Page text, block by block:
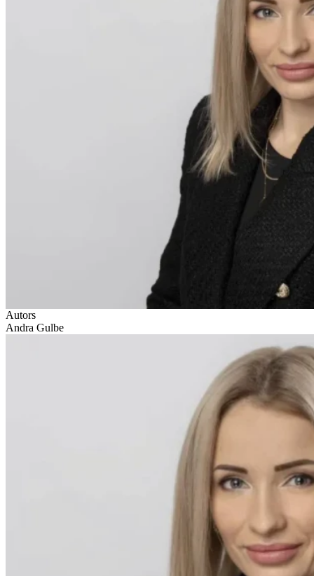
Autors
Andra Gulbe